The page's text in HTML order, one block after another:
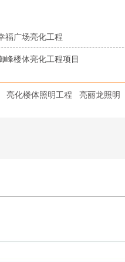
福广场亮化工程
峰楼体亮化工程项目
亮化楼体照明工程 亮丽龙照明